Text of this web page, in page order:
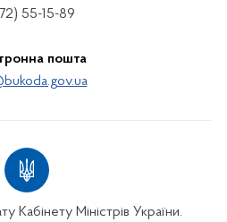
55-15-89
пошта
Кабінету Міністрів України.